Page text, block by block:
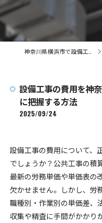
設備工事の費用を神
に把握する方法
2025/09/24
設備工事の費用について、
でしょうか？公共工事の積
最新の労務単価や単価表の
欠かせません。しかし、労
職種別・作業別の単価差、
収集や精査に手間がかかり